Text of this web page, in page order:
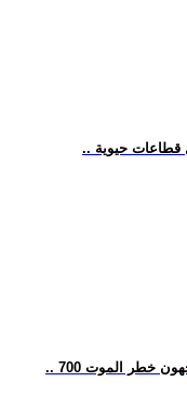
قطاعات حيوية
.. 700 فلسطيني من مرضى الفشل الكلوي في غزة يواجهون خطر الموت